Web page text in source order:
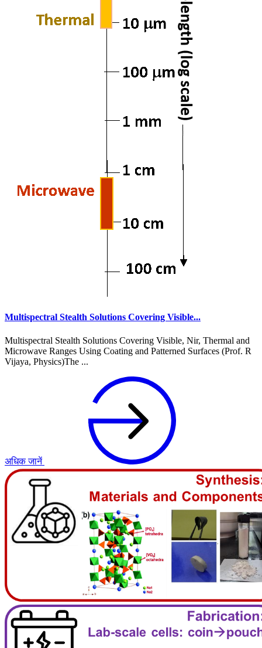
Multispectral Stealth Solutions Covering Visible...
Multispectral Stealth Solutions Covering Visible, Nir, Thermal and
Microwave Ranges Using Coating and Patterned Surfaces (Prof. R
Vijaya, Physics)The ...
अधिक जानें